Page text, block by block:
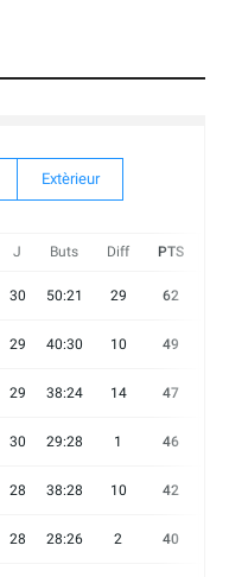
Extèrieur
J Buts Diff PTS
30 50:21 29 62
29 40:30 10 49
29 38:24 14 47
30 29:28 1 46
28 38:28 10 42
28 28:26 2 40